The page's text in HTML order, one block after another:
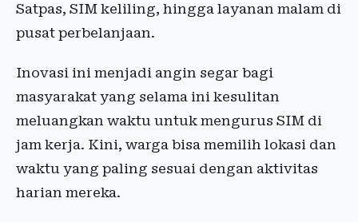
Satpas, SIM keliling, hingga layanan malam di
pusat perbelanjaan.
Inovasi ini menjadi angin segar bagi
masyarakat yang selama ini kesulitan
meluangkan waktu untuk mengurus SIM di
jam kerja. Kini, warga bisa memilih lokasi dan
waktu yang paling sesuai dengan aktivitas
harian mereka.